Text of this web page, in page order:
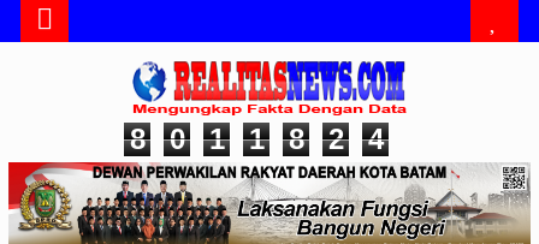
8 0 1 1 8 2 4